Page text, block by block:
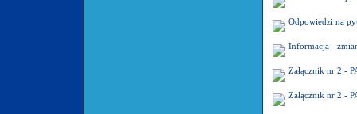
Odpowiedzi na
Informacja -
Załącznik nr 2 -
Załącznik nr 2 -